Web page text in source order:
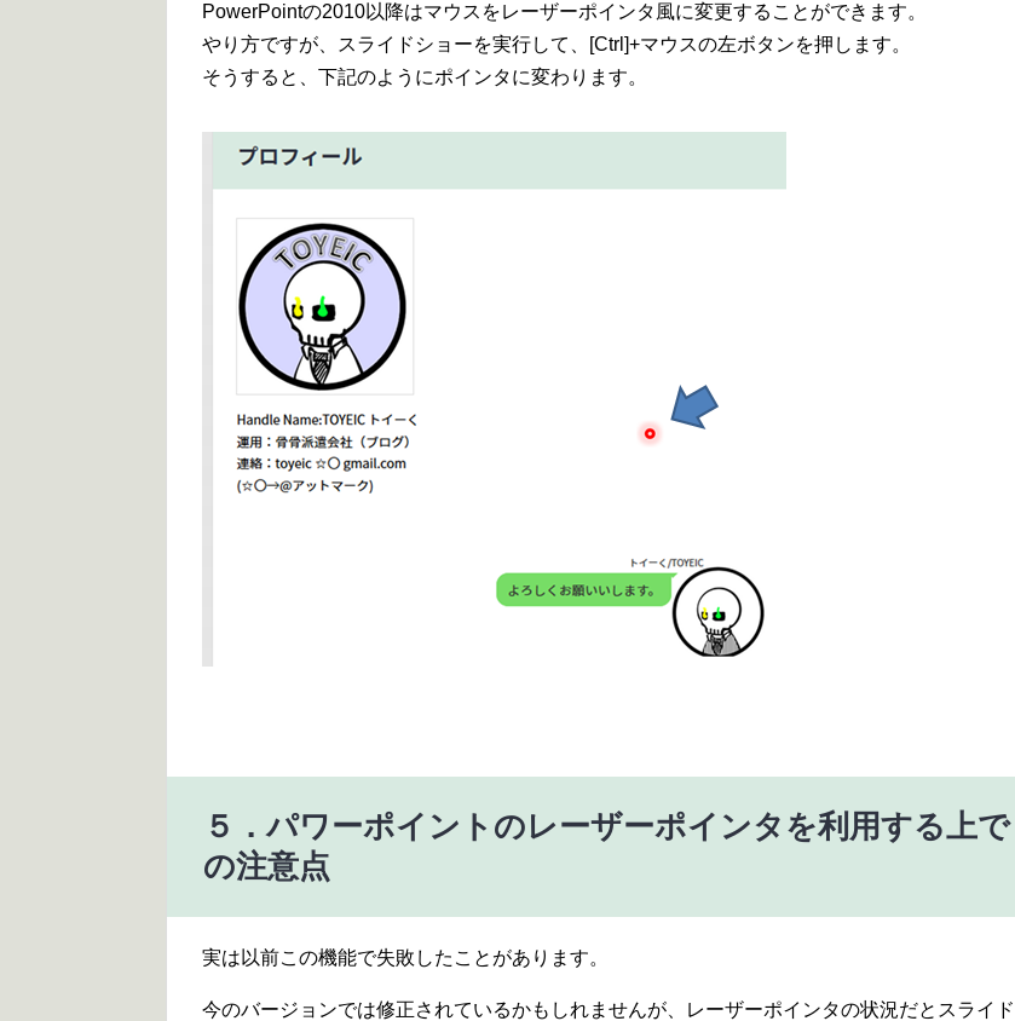
PowerPointの2010以降はマウスをレーザーポインタ風に変更することができます。
やり方ですが、スライドショーを実行して、[Ctrl]+マウスの左ボタンを押します。
そうすると、下記のようにポインタに変わります。
５．パワーポイントのレーザーポインタを利用する上で
の注意点
実は以前この機能で失敗したことがあります。
今のバージョンでは修正されているかもしれませんが、レーザーポインタの状況だとスライド